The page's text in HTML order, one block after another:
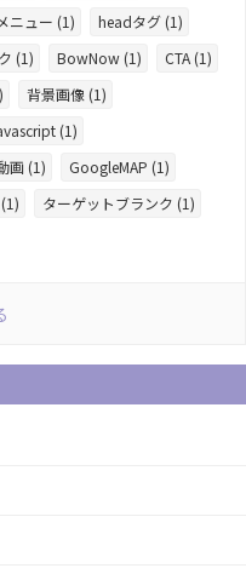
ニュー (1)
headタグ (1)
(1) BowNow (1)
CTA (1)
背景画像 (1)
(1)
画 (1)
GoogleMAP (1)
ターゲットブランク (1)